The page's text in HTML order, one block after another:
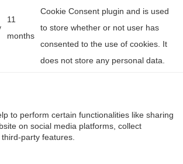
11
months
Cookie Consent plugin and is used
to store whether or not user has
consented to the use of cookies. It
does not store any personal data.
to perform certain functionalities like sharing
on social media platforms, collect
party features.